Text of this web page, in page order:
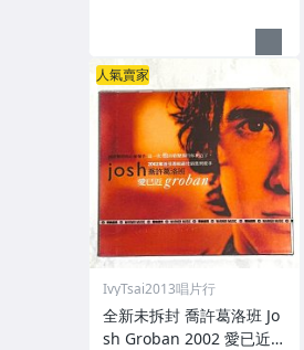
人氣賣家
IvyTsai2013唱片行
全新未拆封 喬許葛洛班 Jo
sh Groban 2002 愛已近 C